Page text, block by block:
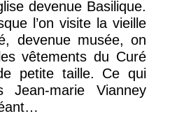
devenue Basilique.
l’on visite la vieille
devenue musée, on
vêtements du Curé
petite taille. Ce qui
Jean-marie Vianney